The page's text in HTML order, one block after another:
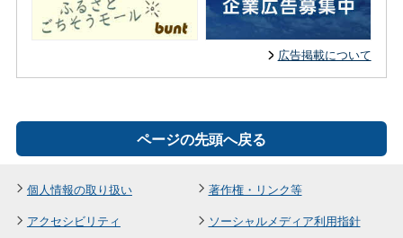
広告掲載について
ページの先頭へ戻る
個人情報の取り扱い
著作権・リンク等
アクセシビリティ
ソーシャルメディア利用指針